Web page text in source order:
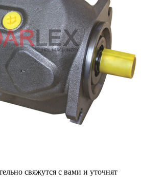
свяжутся с вами и уточнят